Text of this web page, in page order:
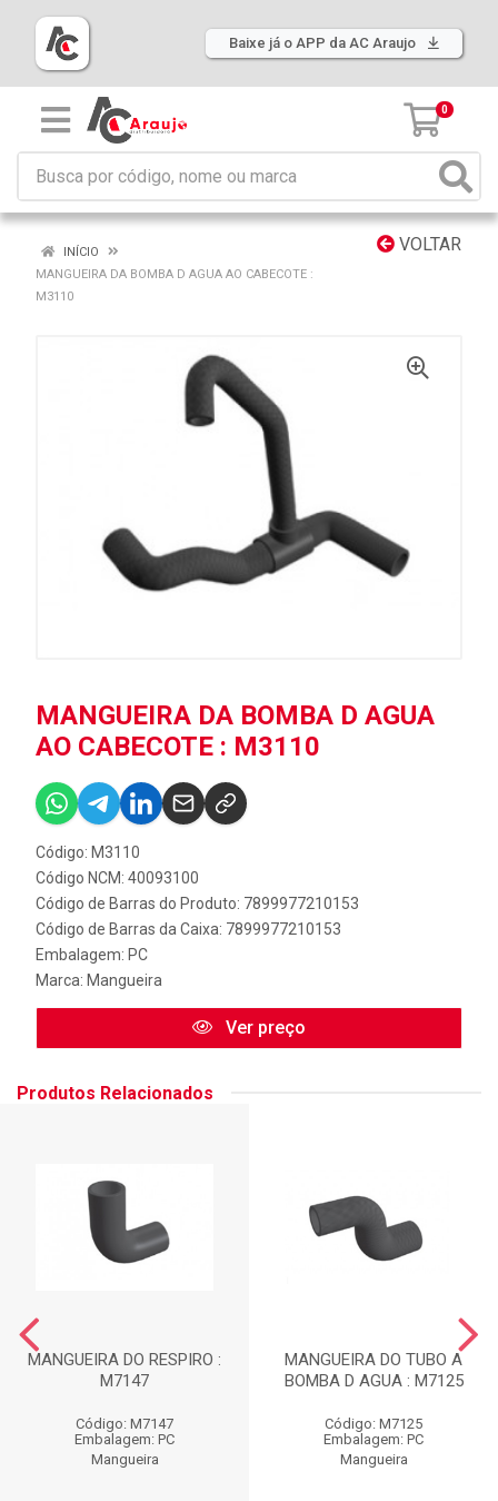
Baixe já o APP da AC Araujo
0
VOLTAR
INÍCIO
MANGUEIRA DA BOMBA D AGUA AO CABECOTE :
M3110
MANGUEIRA DA BOMBA D AGUA
AO CABECOTE : M3110
Código: M3110
Código NCM: 40093100
Código de Barras do Produto: 7899977210153
Código de Barras da Caixa: 7899977210153
Embalagem: PC
Marca: Mangueira
Ver preço
Produtos Relacionados
MANGUEIRA DO RESPIRO :
M7147
Código: M7147
Embalagem: PC
Mangueira
MANGUEIRA DO TUBO A
BOMBA D AGUA : M7125
Código: M7125
Embalagem: PC
Mangueira